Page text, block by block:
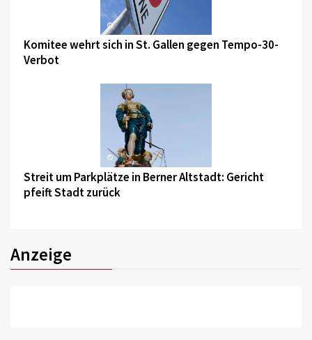
©
Komitee wehrt sich in St. Gallen gegen Tempo-30-
Verbot
©
Streit um Parkplätze in Berner Altstadt: Gericht
pfeift Stadt zurück
Anzeige